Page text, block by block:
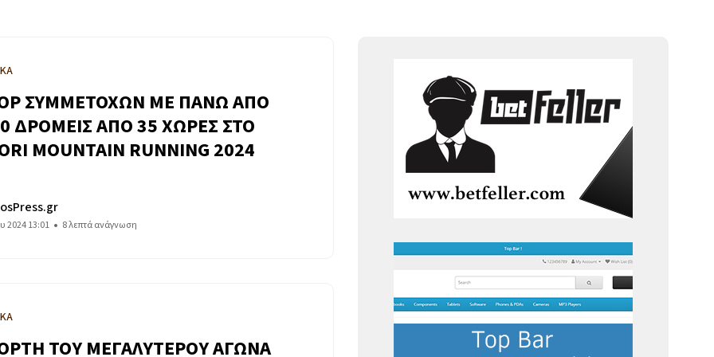
ΣΥΜΜΕΤΟΧΩΝ ΜΕ ΠΑΝΩ ΑΠΟ
ΔΡΟΜΕΙΣ ΑΠΟ 35 ΧΩΡΕΣ ΣΤΟ
MOUNTAIN RUNNING 2024
2024 13:01 8 λεπτά ανάγνωση
ΤΟΥ ΜΕΓΑΛΥΤΕΡΟΥ ΑΓΩΝΑ